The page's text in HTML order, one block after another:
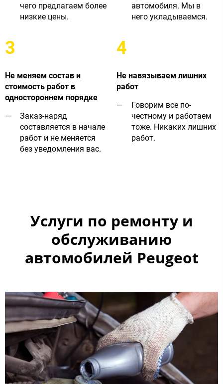
чего предлагаем более
низкие цены.
автомобиля. Мы в
него укладываемся.
3
Не меняем состав и
стоимость работ в
одностороннем порядке
Заказ-наряд
составляется в начале
работ и не меняется
без уведомления вас.
4
Не навязываем лишних
работ
Говорим все по-
честному и работаем
тоже. Никаких лишних
работ.
Услуги по ремонту и
обслуживанию
автомобилей Peugeot​